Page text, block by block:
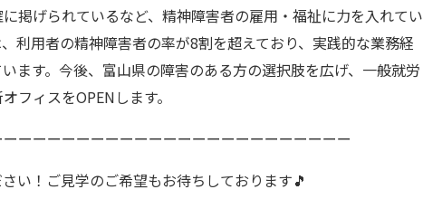
掲げられているなど、精神障害者の雇用・福祉に力を入れてい
利用者の精神障害者の率が8割を超えており、実践的な業務経
ます。今後、富山県の障害のある方の選択肢を広げ、一般就労
フィスをOPENします。
ーーーーーーーーーーーーーーーーーーーーーーー
い！ご見学のご希望もお待ちしております🎵